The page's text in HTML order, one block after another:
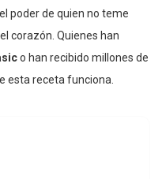
poder de quien no teme
corazón. Quienes han
o han recibido millones de
esta receta funciona.